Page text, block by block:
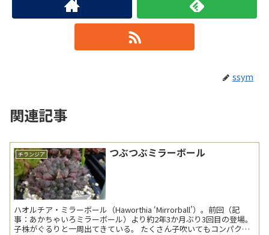
ssym
関連記事
チランジア つぶつぶミラーボール
ハオルチア・ミラーボール（Haworthia ‘Mirrorball’）。前回（記
事：あかちゃいろミラーボール）より約2年3か月ぶり3回目の登場。
子株がぐるりと一周出てきている。 たくさん子吹いてもコンパク